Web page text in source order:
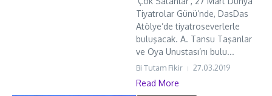
Tiyatrolar Günü’nde, DasDas
Atölye’de tiyatroseverlerle
buluşacak. A. Tansu Taşanlar
ve Oya Unustası’nı bulu...
Bi Tutam Fikir 27.03.2019
Read More